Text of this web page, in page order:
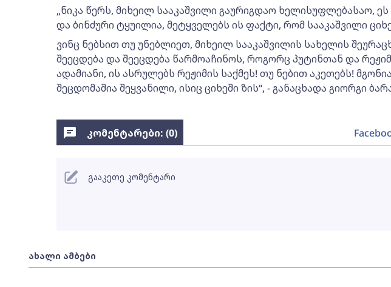
„ნიკა წერს, მიხეილ სააკაშვილი გაურიგდაო ხელისუფლებასაო,
და ბინძური ტყუილია, მეტყველებს ის ფაქტი, რომ სააკაშვილი
ვინც ნებსით თუ უნებლიეთ, მიხეილ სააკაშვილის სახელის
შეეცდება და შეეცდება წარმოაჩინოს, როგორც პუტინთან და
ადამიანი, ის ასრულებს რეჟიმის საქმეს! თუ ნებით აკეთებს!
შეცდომაშია შეყვანილი, ისიც ციხეში ზის“, - განაცხადა გიორგი
ახალი ამბები
კომენტარები: (0)
გააკეთე კომენტარი